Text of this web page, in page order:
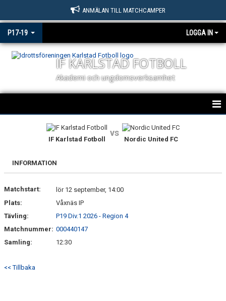
ANMÄLAN TILL MATCHCAMPER
P17-19 LOGGA IN
IF KARLSTAD FOTBOLL
Akademi och ungdomsverksamhet
IF KARLSTAD FOTBOLL P17 / P19
KALENDER
MATCHER P17 & P19
KONTAKT
IF Karlstad Fotboll
vs
Nordic United FC
INFORMATION
Matchstart:
lör 12 september, 14:00
Plats:
Våxnäs IP
Tävling:
P19 Div.1 2026 - Region 4
Matchnummer: 000440147
Samling:
12:30
<< Tillbaka